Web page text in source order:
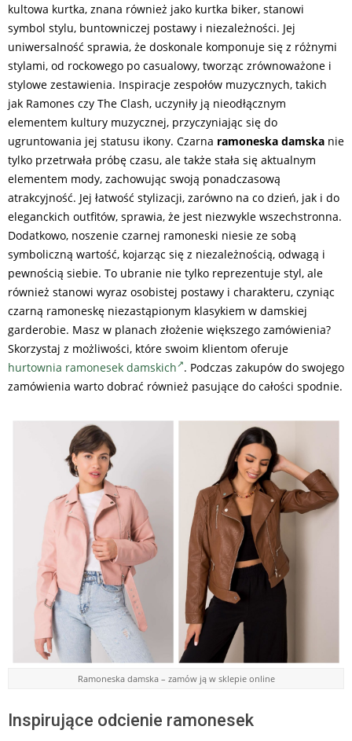
kultowa kurtka, znana również jako kurtka biker, stanowi
symbol stylu, buntowniczej postawy i niezależności. Jej
uniwersalność sprawia, że doskonale komponuje się z różnymi
stylami, od rockowego po casualowy, tworząc zrównoważone i
stylowe zestawienia. Inspiracje zespołów muzycznych, takich
jak Ramones czy The Clash, uczyniły ją nieodłącznym
elementem kultury muzycznej, przyczyniając się do
ugruntowania jej statusu ikony. Czarna ramoneska damska nie
tylko przetrwała próbę czasu, ale także stała się aktualnym
elementem mody, zachowując swoją ponadczasową
atrakcyjność. Jej łatwość stylizacji, zarówno na co dzień, jak i do
eleganckich outfitów, sprawia, że jest niezwykle wszechstronna.
Dodatkowo, noszenie czarnej ramoneski niesie ze sobą
symboliczną wartość, kojarząc się z niezależnością, odwagą i
pewnością siebie. To ubranie nie tylko reprezentuje styl, ale
również stanowi wyraz osobistej postawy i charakteru, czyniąc
czarną ramoneskę niezastąpionym klasykiem w damskiej
garderobie. Masz w planach złożenie większego zamówienia?
Skorzystaj z możliwości, które swoim klientom oferuje
hurtownia ramonesek damskich . Podczas zakupów do swojego
zamówienia warto dobrać również pasujące do całości spodnie.
Ramoneska damska – zamów ją w sklepie online
Inspirujące odcienie ramonesek